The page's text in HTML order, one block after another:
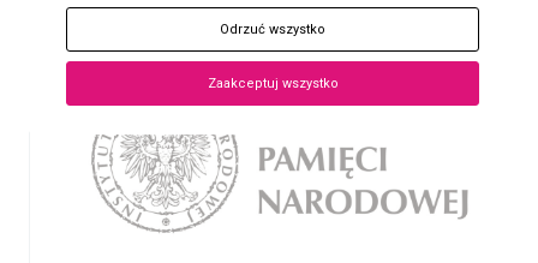
Odrzuć wszystko
Zaakceptuj wszystko